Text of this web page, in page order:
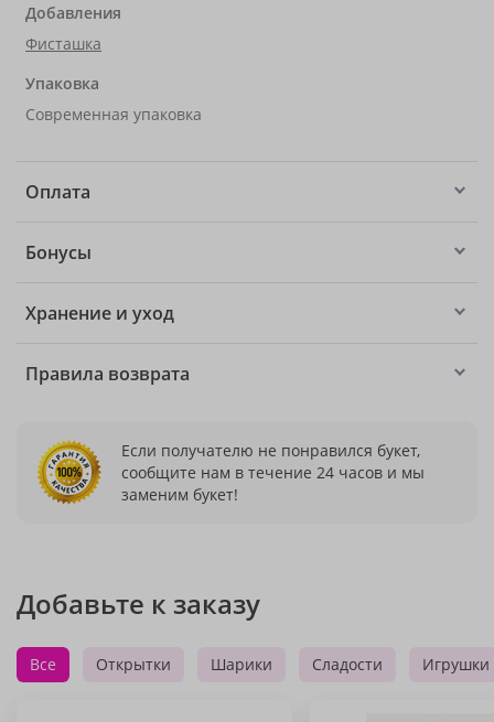
Добавления
Фисташка
Упаковка
Современная упаковка
Оплата
Бонусы
Хранение и уход
Правила возврата
Если получателю не понравился букет,
сообщите нам в течение 24 часов и мы
заменим букет!
Добавьте к заказу
Все Открытки Шарики Сладости Игрушки